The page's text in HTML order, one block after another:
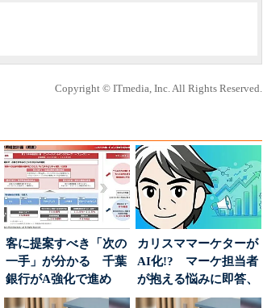
Copyright © ITmedia, Inc. All Rights Reserved.
客に提案すべき「次の
一手」が分かる 千葉
銀行がA強化で進め
る“One to On...
カリスママーケターが
AI化!? マーケ担当者
が抱える悩みに即答、
実力は？